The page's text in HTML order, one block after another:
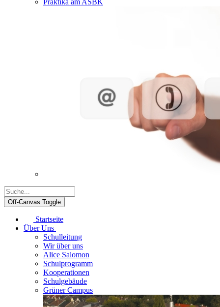
Praktika am ASBK
Off-Canvas Toggle
Startseite
Über Uns
Schulleitung
Wir über uns
Alice Salomon
Schulprogramm
Kooperationen
Schulgebäude
Grüner Campus